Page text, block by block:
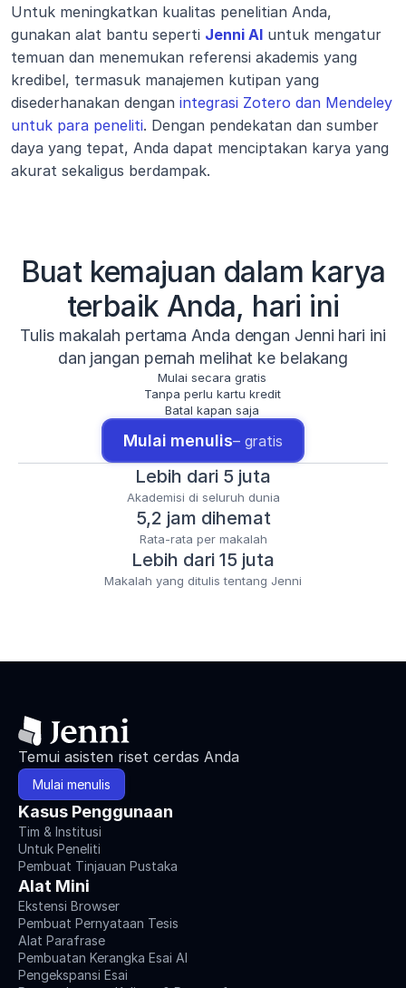
Untuk meningkatkan kualitas penelitian Anda,
gunakan alat bantu seperti Jenni AI untuk mengatur
temuan dan menemukan referensi akademis yang
kredibel, termasuk manajemen kutipan yang
disederhanakan dengan integrasi Zotero dan Mendeley
untuk para peneliti. Dengan pendekatan dan sumber
daya yang tepat, Anda dapat menciptakan karya yang
akurat sekaligus berdampak.
Buat kemajuan dalam karya
terbaik Anda, hari ini
Tulis makalah pertama Anda dengan Jenni hari ini
dan jangan pernah melihat ke belakang
Mulai secara gratis
Tanpa perlu kartu kredit
Batal kapan saja
Mulai menulis– gratis
Lebih dari 5 juta
Akademisi di seluruh dunia
5,2 jam dihemat
Rata-rata per makalah
Lebih dari 15 juta
Makalah yang ditulis tentang Jenni
Temui asisten riset cerdas Anda
Mulai menulis
Kasus Penggunaan
Tim & Institusi
Untuk Peneliti
Pembuat Tinjauan Pustaka
Alat Mini
Ekstensi Browser
Pembuat Pernyataan Tesis
Alat Parafrase
Pembuatan Kerangka Esai AI
Pengekspansi Esai